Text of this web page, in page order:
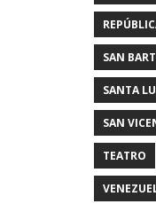
SAN
SANTA
SAN
TEATRO